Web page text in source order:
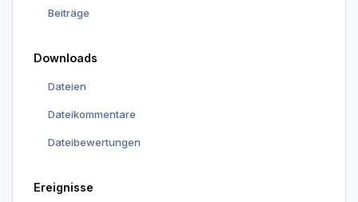
Beiträge
Downloads
Dateien
Dateikommentare
Dateibewertungen
Ereignisse